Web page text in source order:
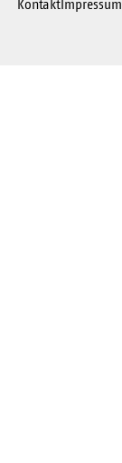
KontaktImpressum